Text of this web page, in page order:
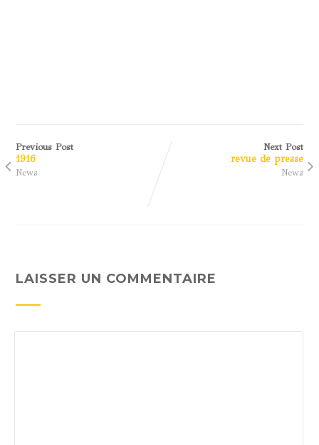
Previous Post
1916
News
Next Post
revue de presse
News
LAISSER UN COMMENTAIRE